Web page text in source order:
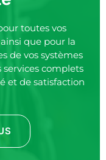
toutes vos
que pour la
de vos systèmes
services complets
et de satisfaction